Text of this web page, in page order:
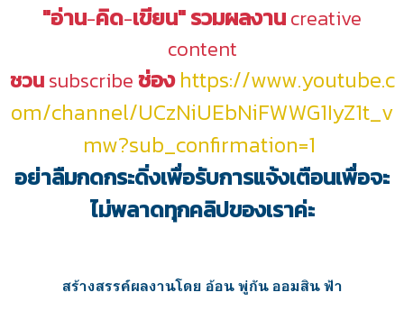
"อ่าน-คิด-เขียน"รวมผลงานcreative
content
ชวนsubscribeช่องhttps://www.youtube.c
om/channel/UCzNiUEbNiFWWG1IyZ1t_v
mw?sub_confirmation=1
อย่าลืมกดกระดิ่งเพื่อรับการแจ้งเตือนเพื่อจะ
ไม่พลาดทุกคลิปของเราค่ะ
สร้างสรรค์ผลงานโดย อ้อน พู่กัน ออมสิน ฟ้า